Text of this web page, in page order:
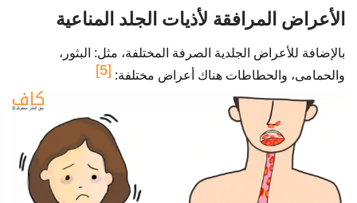
الأعراض المرافقة لأذيات الجلد المناعية
بالإضافة للأعراض الجلدية الصرفة المختلفة، مثل: البثور،
والحمامى، والحطاطات هناك أعراض مختلفة: [5]